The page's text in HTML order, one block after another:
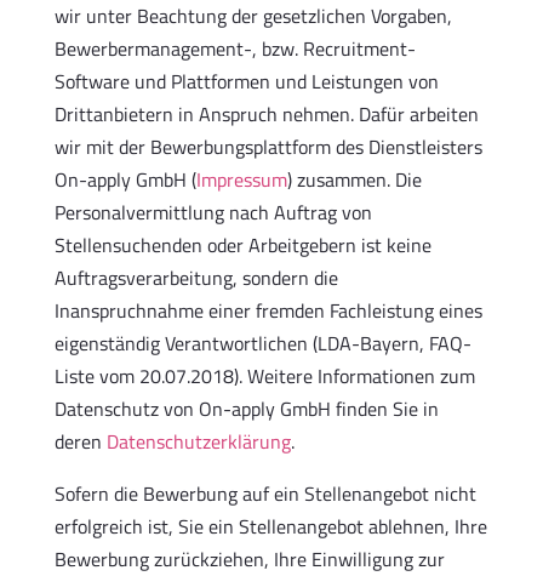
wir unter Beachtung der gesetzlichen Vorgaben,
Bewerbermanagement-, bzw. Recruitment-
Software und Plattformen und Leistungen von
Drittanbietern in Anspruch nehmen. Dafür arbeiten
wir mit der Bewerbungsplattform des Dienstleisters
On-apply GmbH (Impressum) zusammen. Die
Personalvermittlung nach Auftrag von
Stellensuchenden oder Arbeitgebern ist keine
Auftragsverarbeitung, sondern die
Inanspruchnahme einer fremden Fachleistung eines
eigenständig Verantwortlichen (LDA-Bayern, FAQ-
Liste vom 20.07.2018). Weitere Informationen zum
Datenschutz von On-apply GmbH finden Sie in
deren Datenschutzerklärung.
Sofern die Bewerbung auf ein Stellenangebot nicht
erfolgreich ist, Sie ein Stellenangebot ablehnen, Ihre
Bewerbung zurückziehen, Ihre Einwilligung zur